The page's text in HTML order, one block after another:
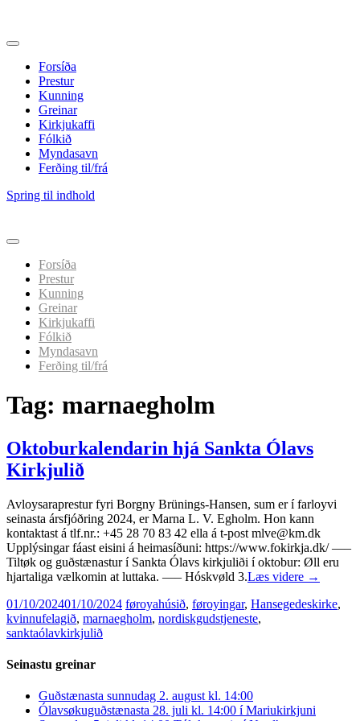
Forsíða
Prestur
Kunning
Greinar
Kirkjukaffi
Fólkið
Myndasavn
Ferðing til/frá
Spring til indhold
Forsíða
Prestur
Kunning
Greinar
Kirkjukaffi
Fólkið
Myndasavn
Ferðing til/frá
Tag: marnaegholm
Oktoburkalendarin hjá Sankta Ólavs
Kirkjulið
Avloysaraprestur fyri Borgny Brünings-Hansen, sum er í farloyvi
seinasta ársfjóðring 2024, er Marna L. V. Egholm. Hon kann
kontaktast á tlf.nr.: +45 28 70 83 42 ella á t-post mlve@km.dk
Upplýsingar fáast eisini á heimasíðuni: https://www.fokirkja.dk/ —–
Tiltøk og guðstænastur í Sankta Ólavs kirkjuliði í oktobur: Øll eru
hjartaliga vælkomin at luttaka. —– Hóskvøld 3.Læs videre →
01/10/202401/10/2024 føroyahúsið, føroyingar, Hansegedeskirke,
kvinnufelagið, marnaegholm, nordiskgudstjeneste,
sanktaólavkirkjulið
Seinastu greinar
Guðstænasta sunnudag 2. august kl. 14:00
Ólavsøkuguðstænasta 28. juli kl. 14:00 í Mariukirkjuni